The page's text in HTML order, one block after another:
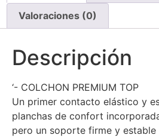
Valoraciones (0)
Descripción
‘- COLCHON PREMIUM TOP
Un primer contacto elástico y
planchas de confort
pero un soporte firme y estable